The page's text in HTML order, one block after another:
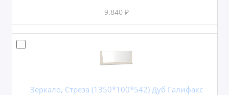
9.840 ₽
Зеркало, Стреза (1350*100*542) Дуб Галифакс